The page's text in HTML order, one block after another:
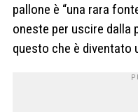
pallone è “una rara
oneste per uscire dalla
questo che è diventato